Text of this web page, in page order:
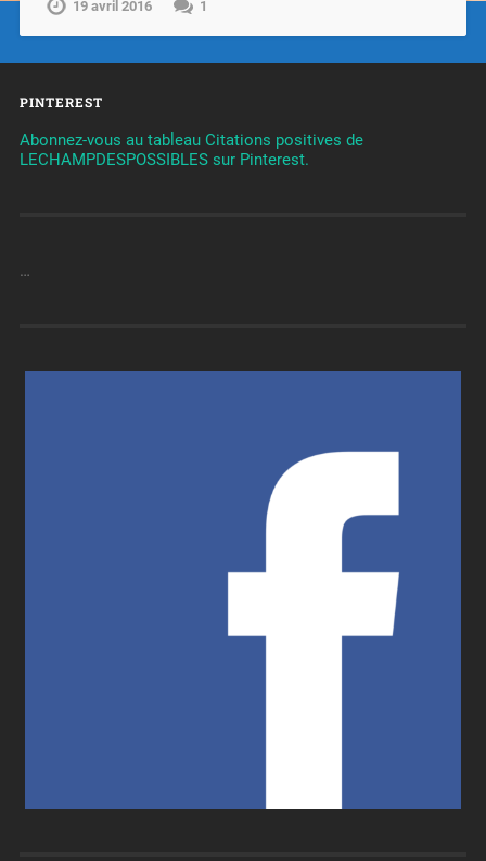
19 avril 2016 1
PINTEREST
Abonnez-vous au tableau Citations positives de
LECHAMPDESPOSSIBLES sur Pinterest.
…